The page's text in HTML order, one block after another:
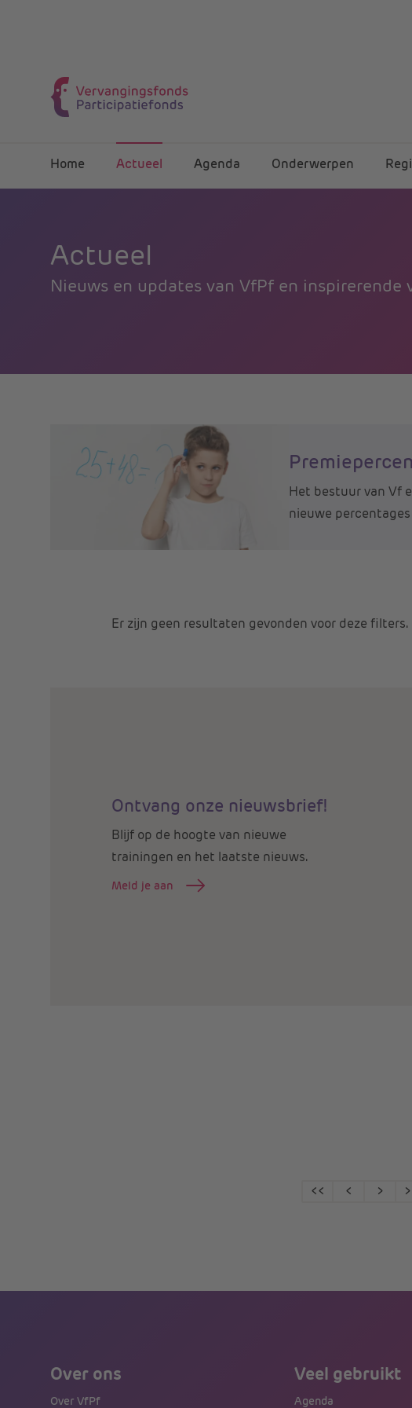
Home Actueel Agenda Onderwerpen
Actueel
Nieuws en updates van VfPf en
Het bestuur van Vf
nieuwe
Er zijn geen resultaten gevonden voor deze filters.
Ontvang onze nieuwsbrief!
Blijf op de hoogte van nieuwe
trainingen en het laatste nieuws.
Meld je aan
<< < >
Over ons
Over VfPf
Veel gebruikt
Agenda